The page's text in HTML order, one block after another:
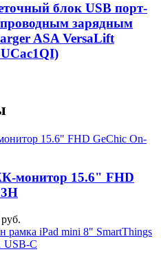
блок USB порт-
зарядным
ASA VersaLift
монитор 15.6" FHD
руб.